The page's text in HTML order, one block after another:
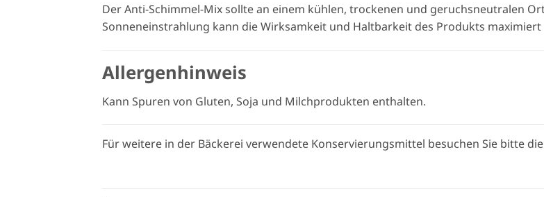
Der Anti-Schimmel-Mix sollte an einem kühlen, trockenen und geruchsneutralen
Sonneneinstrahlung kann die Wirksamkeit und Haltbarkeit des Produkts maximiert
Allergenhinweis
Kann Spuren von Gluten, Soja und Milchprodukten enthalten.
Für weitere in der Bäckerei verwendete Konservierungsmittel besuchen Sie bitte